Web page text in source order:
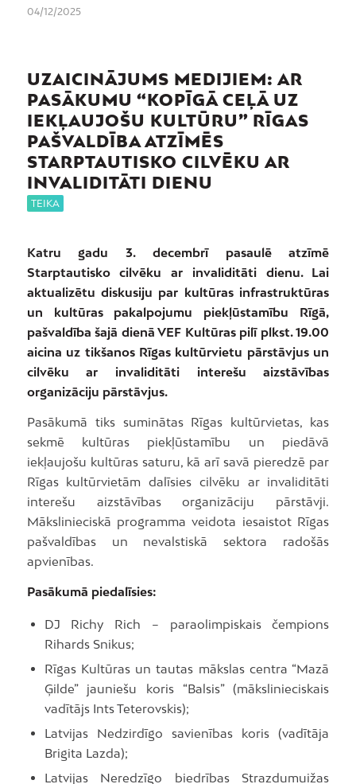
04/12/2025
UZAICINĀJUMS MEDIJIEM: AR
PASĀKUMU “KOPĪGĀ CEĻĀ UZ
IEKĻAUJOŠU KULTŪRU” RĪGAS
PAŠVALDĪBA ATZĪMĒS
STARPTAUTISKO CILVĒKU AR
INVALIDITĀTI DIENU
TEIKA
Katru gadu 3. decembrī pasaulē atzīmē
Starptautisko cilvēku ar invaliditāti dienu. Lai
aktualizētu diskusiju par kultūras infrastruktūras
un kultūras pakalpojumu piekļūstamību Rīgā,
pašvaldība šajā dienā VEF Kultūras pilī plkst. 19.00
aicina uz tikšanos Rīgas kultūrvietu pārstāvjus un
cilvēku ar invaliditāti interešu aizstāvības
organizāciju pārstāvjus.
Pasākumā tiks suminātas Rīgas kultūrvietas, kas
sekmē kultūras piekļūstamību un piedāvā
iekļaujošu kultūras saturu, kā arī savā pieredzē par
Rīgas kultūrvietām dalīsies cilvēku ar invaliditāti
interešu aizstāvības organizāciju pārstāvji.
Mākslinieciskā programma veidota iesaistot Rīgas
pašvaldības un nevalstiskā sektora radošās
apvienības.
Pasākumā piedalīsies:
DJ Richy Rich – paraolimpiskais čempions
Rihards Snikus;
Rīgas Kultūras un tautas mākslas centra “Mazā
Ģilde” jauniešu koris “Balsis” (mākslinieciskais
vadītājs Ints Teterovskis);
Latvijas Nedzirdīgo savienības koris (vadītāja
Brigita Lazda);
Latvijas Neredzīgo biedrības Strazdumuižas